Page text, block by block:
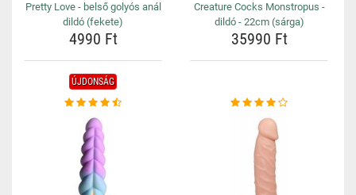
Pretty Love - belső golyós anál
dildó (fekete)
4990 Ft
Creature Cocks Monstropus -
dildó - 22cm (sárga)
35990 Ft
ÚJDONSÁG